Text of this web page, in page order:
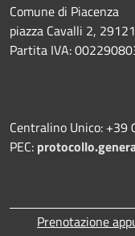
Comune di Piacenza
piazza Cavalli 2,
Partita IVA:
Centralino Unico: +39
PEC:
Prenotazione